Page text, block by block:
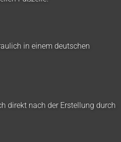
in einem deutschen
direkt nach der Erstellung durch